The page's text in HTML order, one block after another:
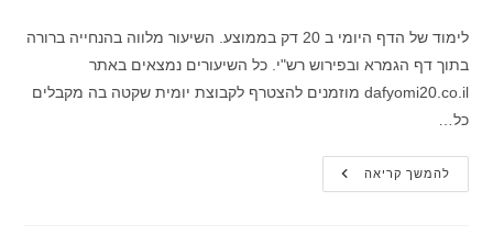
לימוד של הדף היומי ב 20 דק בממוצע. השיעור מלווה בהנחייה ברורה
בתוך דף הגמרא ובפירוש רש"י. כל השיעורים נמצאים באתר
dafyomi20.co.il מוזמנים להצטרף לקבוצת יומית שקטה בה מקבלים
כל…
להמשך קריאהמסכת
פסחים